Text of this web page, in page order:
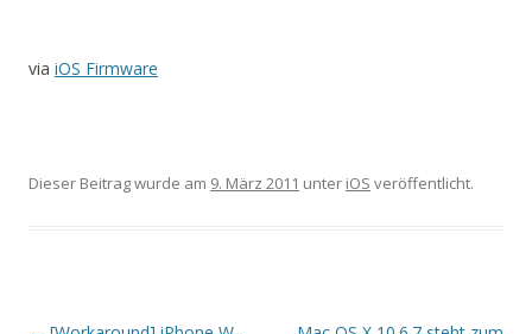
via iOS Firmware
Dieser Beitrag wurde am 9. März 2011 unter iOS veröffentlicht.